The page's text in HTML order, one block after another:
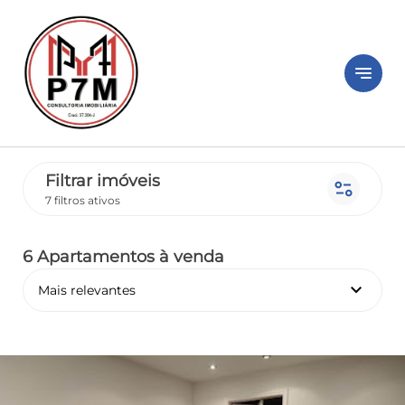
notes
Filtrar imóveis
7 filtros ativos page_info
6 Apartamentos à venda
Mais relevantes keyboard_arrow_down